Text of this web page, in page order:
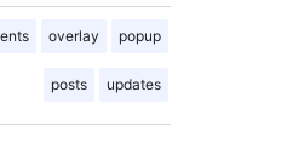
overlay popup
posts updates